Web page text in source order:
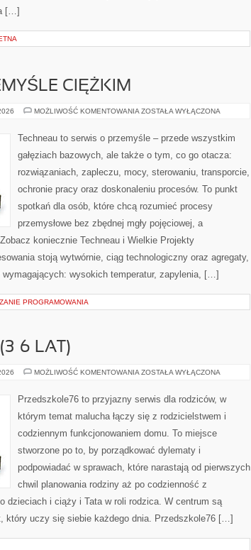
[…]
CIĘŻKIM
MOŻLIWOŚĆ KOMENTOWANIA ZAWODY
CIĘŻKIM
ZOSTAŁA WYŁĄCZONA
Techneau to serwis o przemyśle – przede wszystkim
gałęziach bazowych, ale także o tym, co go otacza:
rozwiązaniach, zapleczu, mocy, sterowaniu, transporcie,
ochronie pracy oraz doskonaleniu procesów. To punkt
spotkań dla osób, które chcą rozumieć procesy
przemysłowe bez zbędnej mgły pojęciowej, a
koniecznie Techneau i Wielkie Projekty
stoją wytwórnie, ciąg technologiczny oraz agregaty,
wymagających: wysokich temperatur, zapylenia, […]
PROGRAMOWANIA
LAT)
MOŻLIWOŚĆ KOMENTOWANIA PRZEDSZKOLAK
LAT)
ZOSTAŁA WYŁĄCZONA
Przedszkole76 to przyjazny serwis dla rodziców, w
którym temat malucha łączy się z rodzicielstwem i
codziennym funkcjonowaniem domu. To miejsce
stworzone po to, by porządkować dylematy i
podpowiadać w sprawach, które narastają od pierwszych
chwil planowania rodziny aż po codzienność z
dzieciach i ciąży i Tata w roli rodzica. W centrum są
który uczy się siebie każdego dnia. Przedszkole76 […]